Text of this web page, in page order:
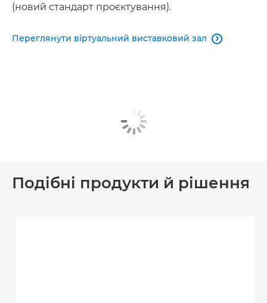
(новий стандарт проєктування).
Переглянути віртуальний виставковий зал 
Подібні продукти й рішення